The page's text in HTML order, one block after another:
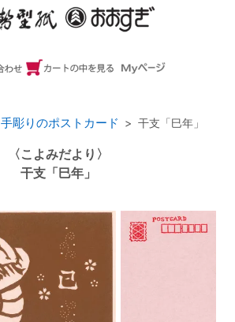
手彫りのポストカード 干支「巳年」
〈こよみだより〉
干支「巳年」